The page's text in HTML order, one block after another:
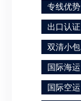
专线优势
出口认证
双清小包
国际海运
国际空运